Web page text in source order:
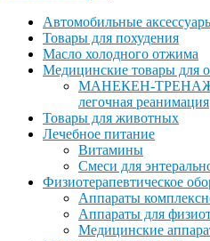
Автомобильные
Товары для похудения
Масло холодного отжима
Медицинские товары для
МАНЕКЕН-
легочная реанимация
Товары для животных
Лечебное питание
Витамины
Смеси для
Физиотерапевтическое
Аппараты
Аппараты для
Медицинские